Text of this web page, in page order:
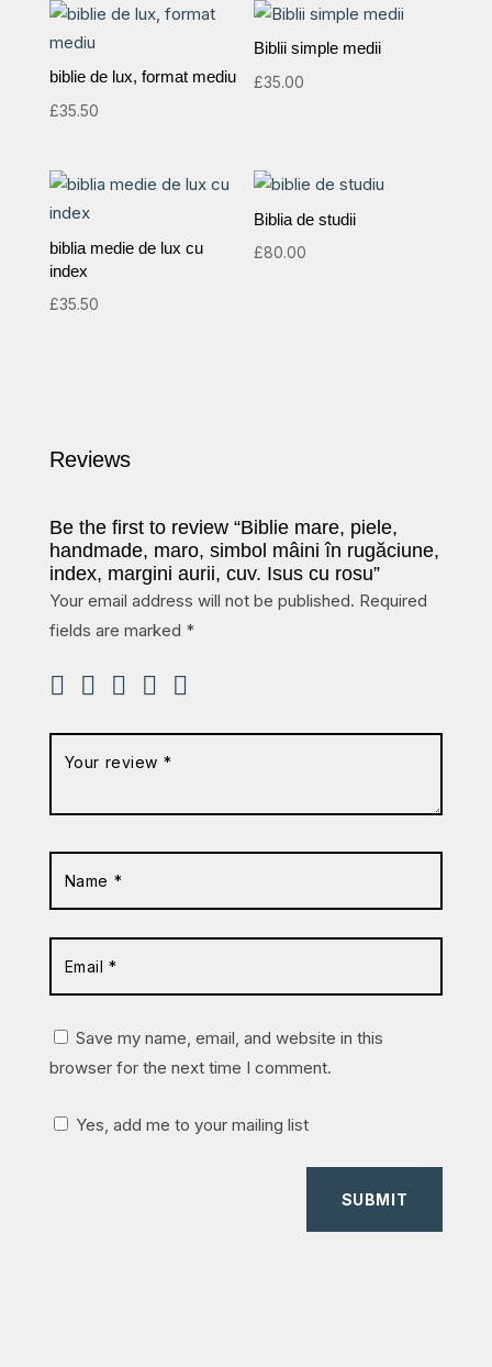
biblie de lux, format mediu
£35.50
Biblii simple medii
£35.00
biblia medie de lux cu
index
£35.50
Biblia de studii
£80.00
Reviews
Be the first to review “Biblie mare, piele,
handmade, maro, simbol mâini în rugăciune,
index, margini aurii, cuv. Isus cu rosu”
Your email address will not be published. Required
fields are marked *
Save my name, email, and website in this
browser for the next time I comment.
Yes, add me to your mailing list
SUBMIT